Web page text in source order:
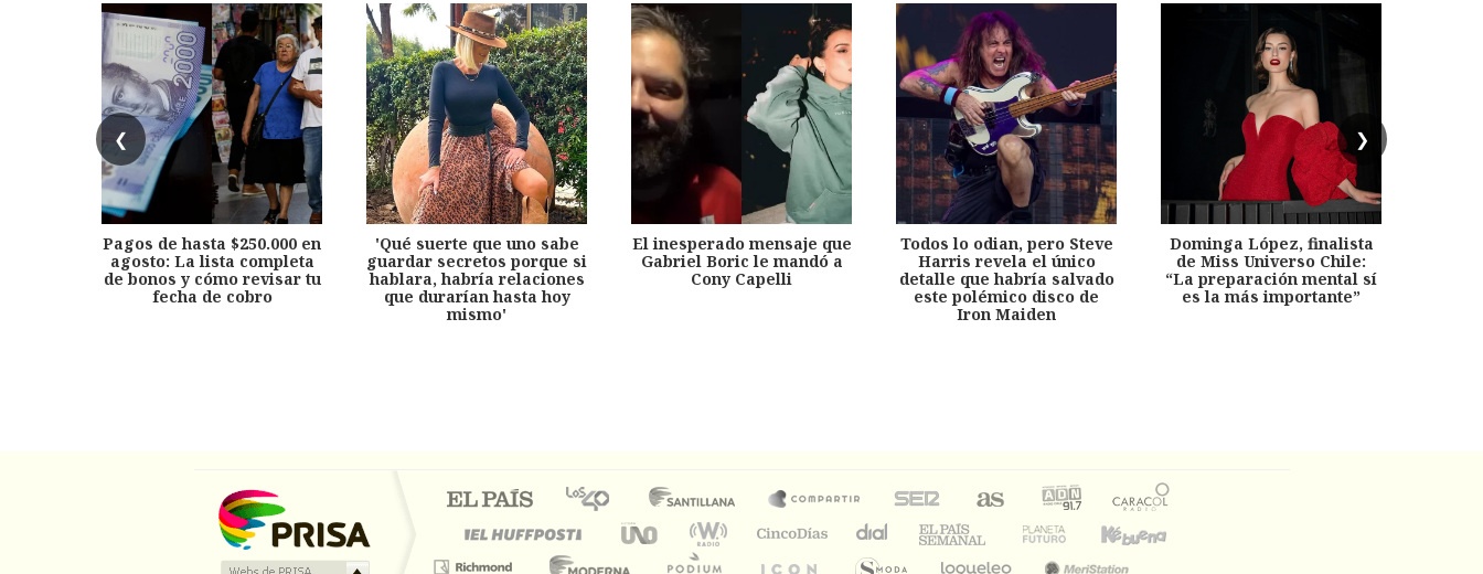
❮ ❯
Pagos de hasta $250.000 en
agosto: La lista completa
de bonos y cómo revisar tu
fecha de cobro
'Qué suerte que uno sabe
guardar secretos porque si
hablara, habría relaciones
que durarían hasta hoy
mismo'
El inesperado mensaje que
Gabriel Boric le mandó a
Cony Capelli
Todos lo odian, pero Steve
Harris revela el único
detalle que habría salvado
este polémico disco de
Iron Maiden
Dominga López, finalista
de Miss Universo Chile:
“La preparación mental sí
es la más importante”